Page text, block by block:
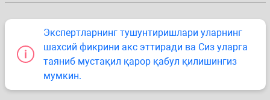
Экспертларнинг тушунтиришлари уларнинг
шахсий фикрини акс эттиради ва Сиз уларга
таяниб мустақил қарор қабул қилишингиз
мумкин.